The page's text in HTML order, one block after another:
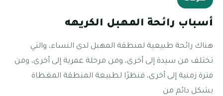
أسباب رائحة المهبل الكريهه
هناك رائحة طبيعية لمنطقة المهبل لدى النساء، والتي
تختلف من سيدة إلى أخرى، ومن مرحلة عمرية إلى أخرى، ومن
فترة زمنية إلى أخرى، فنظرًا لطبيعة المنطقة المغطاة
بشكل دائم من